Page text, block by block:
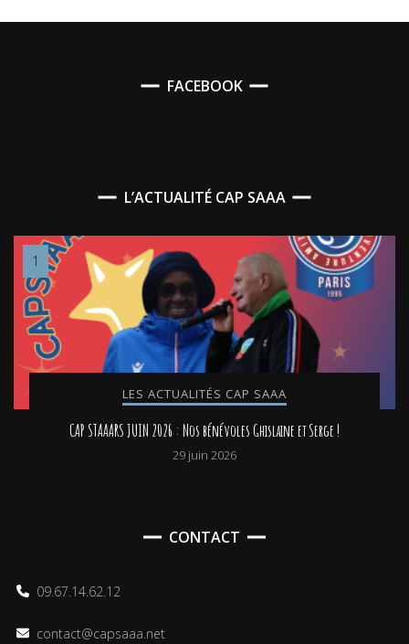
FACEBOOK
L’ACTUALITÉ CAP SAAA
LES ACTUALITÉS CAP SAAA
CAP STAAARS JUIN 2026 : Nos bénévoles Ghislaine et Serge !
29 juin 2026
CONTACT
09.67.14.62.12
contact@capsaaa.net